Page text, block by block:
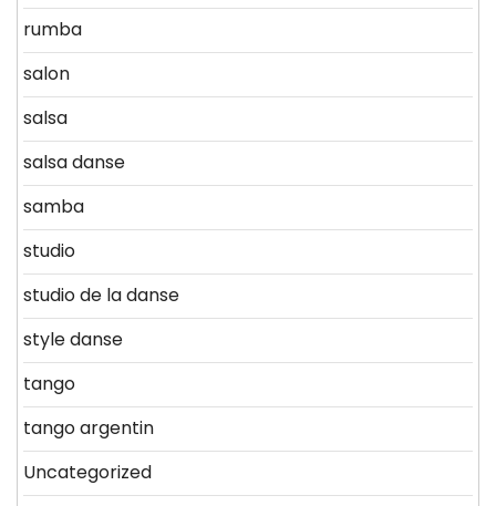
rumba
salon
salsa
salsa danse
samba
studio
studio de la danse
style danse
tango
tango argentin
Uncategorized